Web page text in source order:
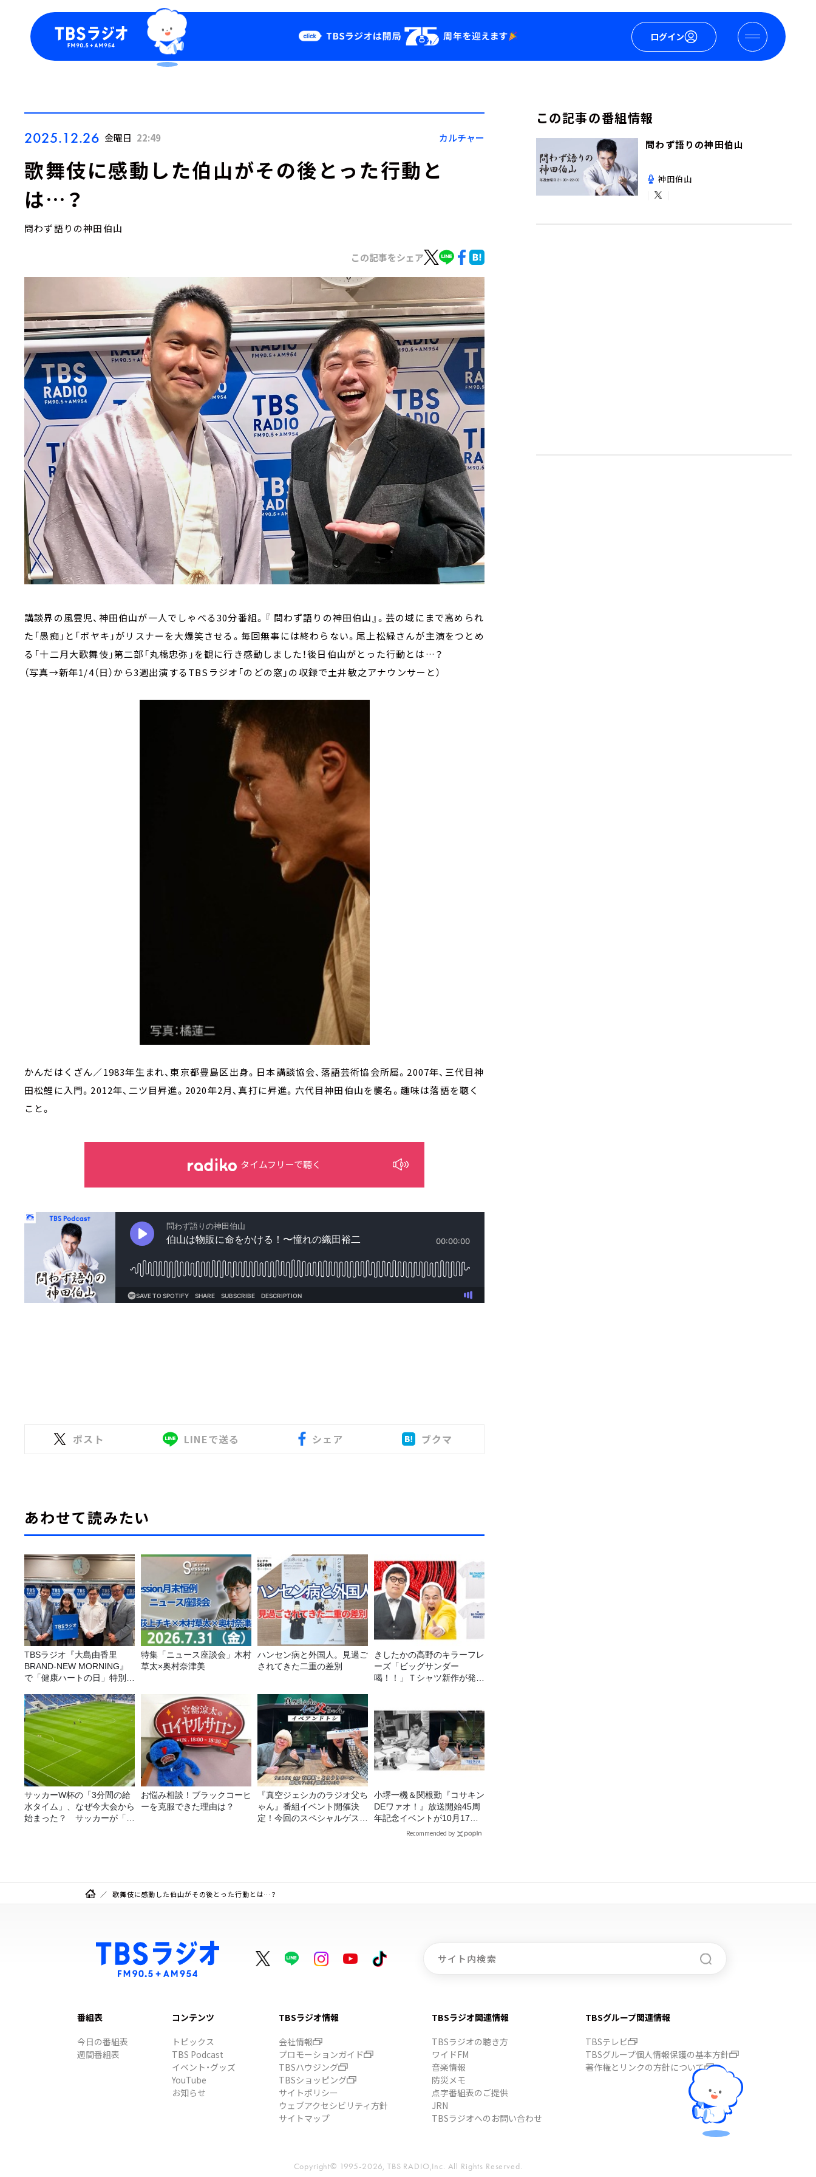
ログイン
Podcast
YouTube
2025.12.26 金曜日 22:49 カルチャー
歌舞伎に感動した伯山がその後とった行動と
は…？
問わず語りの神田伯山
この記事をシェア
講談界の風雲児、神田伯山が一人でしゃべる30分番組。『 問わず語りの神田伯山』。芸の域にまで高められ
た「愚痴」と「ボヤキ」がリスナーを大爆笑させる。毎回無事には終わらない。尾上松緑さんが主演をつとめ
る「十二月大歌舞伎」第二部「丸橋忠弥」を観に行き感動しました！後日伯山がとった行動とは…？
（写真→新年1/4（日）から3週出演するTBSラジオ「のどの窓」の収録で土井敏之アナウンサーと）
かんだはくざん／1983年生まれ、東京都豊島区出身。日本講談協会、落語芸術協会所属。2007年、三代目神
田松鯉に入門。2012年、二ツ目昇進。2020年2月、真打に昇進。六代目神田伯山を襲名。趣味は落語を聴く
こと。
タイムフリーで聴く
ポスト LINEで送る シェア ブクマ
あわせて読みたい
TBSラジオ『大島由香里
BRAND-NEW MORNING』
で「健康ハートの日」特別企
特集「ニュース座談会」木村
草太×奥村奈津美
ハンセン病と外国人。見過ご
されてきた二重の差別
きしたかの高野のキラーフレ
ーズ「ビッグサンダー
喝！！」Ｔシャツ新作が発売
サッカーW杯の「3分間の給
水タイム」、なぜ今大会から
始まった？ サッカーが「お
お悩み相談！ブラックコーヒ
ーを克服できた理由は？
『真空ジェシカのラジオ父ち
ゃん』番組イベント開催決
定！今回のスペシャルゲスト
小堺一機＆関根勤『コサキン
DEワァオ！』放送開始45周
年記念イベントが10月17日
（土）に開催決定！本日より
Recommended by
この記事の番組情報
問わず語りの神田伯山
神田伯山
歌舞伎に感動した伯山がその後とった行動とは…？
番組表
今日の番組表
週間番組表
コンテンツ
トピックス
TBS Podcast
イベント・グッズ
YouTube
お知らせ
TBSラジオ情報
会社情報
プロモーションガイド
TBSハウジング
TBSショッピング
サイトポリシー
ウェブアクセシビリティ方針
サイトマップ
TBSラジオ関連情報
TBSラジオの聴き方
ワイドFM
音楽情報
防災メモ
点字番組表のご提供
JRN
TBSラジオへのお問い合わせ
TBSグループ関連情報
TBSテレビ
TBSグループ個人情報保護の基本方針
著作権とリンクの方針について
Copyright© 1995-2026, TBS RADIO,Inc. All Rights Reserved.